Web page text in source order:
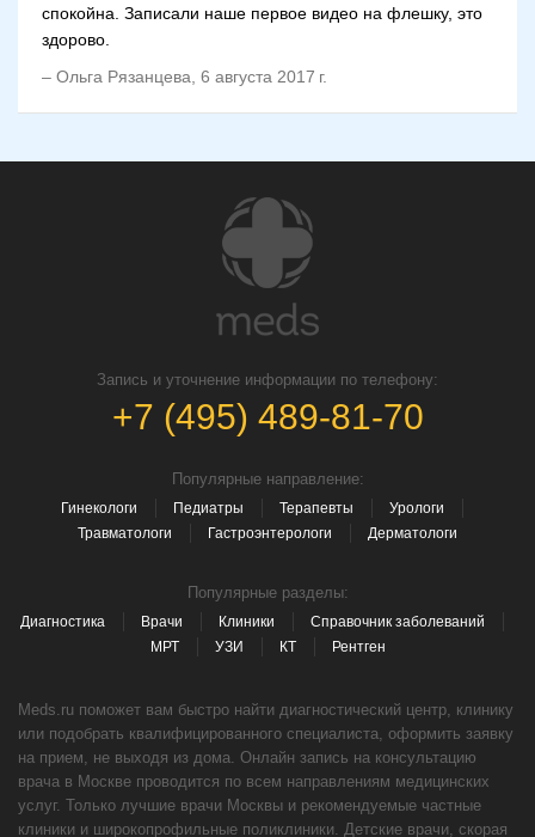
спокойна. Записали наше первое видео на флешку, это
здорово.
– Ольга Рязанцева 6 августа 2017 г.
Запись и уточнение информации по телефону:
+7 (495) 489-81-70
Популярные направление:
Гинекологи Педиатры Терапевты
Урологи
Травматологи
Гастроэнтерологи Дерматологи
Популярные разделы:
Диагностика Врачи Клиники
Справочник заболеваний
МРТ
УЗИ КТ Рентген
Meds.ru поможет вам быстро найти диагностический центр, клинику
или подобрать квалифицированного специалиста, оформить заявку
на прием, не выходя из дома. Онлайн запись на консультацию
врача в Москве проводится по всем направлениям медицинских
услуг. Только лучшие врачи Москвы и рекомендуемые частные
клиники и широкопрофильные поликлиники. Детские врачи, скорая